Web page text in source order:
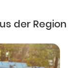
der Region